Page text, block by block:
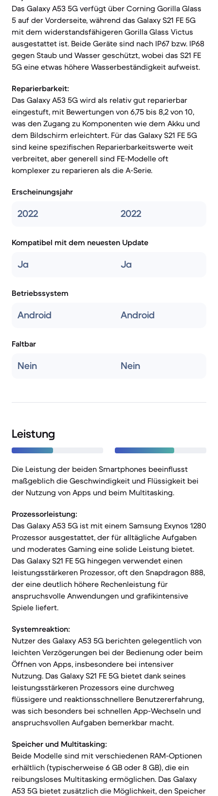
Das Galaxy A53 5G verfügt über Corning Gorilla Glass
5 auf der Vorderseite, während das Galaxy S21 FE 5G
mit dem widerstandsfähigeren Gorilla Glass Victus
ausgestattet ist. Beide Geräte sind nach IP67 bzw. IP68
gegen Staub und Wasser geschützt, wobei das S21 FE
5G eine etwas höhere Wasserbeständigkeit aufweist.
Reparierbarkeit:
Das Galaxy A53 5G wird als relativ gut reparierbar
eingestuft, mit Bewertungen von 6,75 bis 8,2 von 10,
was den Zugang zu Komponenten wie dem Akku und
dem Bildschirm erleichtert. Für das Galaxy S21 FE 5G
sind keine spezifischen Reparierbarkeitswerte weit
verbreitet, aber generell sind FE-Modelle oft
komplexer zu reparieren als die A-Serie.
Erscheinungsjahr
2022 2022
Kompatibel mit dem neuesten Update
Ja Ja
Betriebssystem
Android Android
Faltbar
Nein Nein
Leistung
Die Leistung der beiden Smartphones beeinflusst
maßgeblich die Geschwindigkeit und Flüssigkeit bei
der Nutzung von Apps und beim Multitasking.
Prozessorleistung:
Das Galaxy A53 5G ist mit einem Samsung Exynos 1280
Prozessor ausgestattet, der für alltägliche Aufgaben
und moderates Gaming eine solide Leistung bietet.
Das Galaxy S21 FE 5G hingegen verwendet einen
leistungsstärkeren Prozessor, oft den Snapdragon 888,
der eine deutlich höhere Rechenleistung für
anspruchsvolle Anwendungen und grafikintensive
Spiele liefert.
Systemreaktion:
Nutzer des Galaxy A53 5G berichten gelegentlich von
leichten Verzögerungen bei der Bedienung oder beim
Öffnen von Apps, insbesondere bei intensiver
Nutzung. Das Galaxy S21 FE 5G bietet dank seines
leistungsstärkeren Prozessors eine durchweg
flüssigere und reaktionsschnellere Benutzererfahrung,
was sich besonders bei schnellen App-Wechseln und
anspruchsvollen Aufgaben bemerkbar macht.
Speicher und Multitasking:
Beide Modelle sind mit verschiedenen RAM-Optionen
erhältlich (typischerweise 6 GB oder 8 GB), die ein
reibungsloses Multitasking ermöglichen. Das Galaxy
A53 5G bietet zusätzlich die Möglichkeit, den Speicher